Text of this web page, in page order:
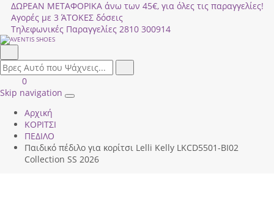
ΔΩΡΕΑΝ ΜΕΤΑΦΟΡΙΚΑ άνω των 45€, για όλες τις παραγγελίες!
Αγορές με 3 ΆΤΟΚΕΣ δόσεις
Τηλεφωνικές Παραγγελίες 2810 300914
field.search
Είσοδος
|
ΚΑΛΑΘΙ
ΑΓΟΡΩΝ
0
Skip navigation
Toggle
Αρχική
ΚΟΡΙΤΣΙ
ΠΕΔΙΛΟ
Παιδικό πέδιλο για κορίτσι Lelli Kelly LΚCD5501-ΒΙ02
Collection SS 2026